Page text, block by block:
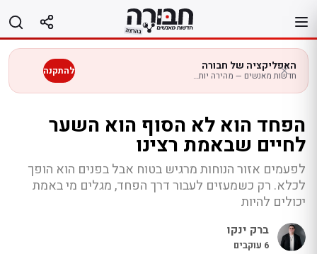
לתוכן
האפליקציה של חבורה
חדשות מאנשים — מהירה יותר בנייד להתקנה
הפחד הוא לא הסוף הוא השער
לחיים שבאמת רצינו
לפעמים אזור הנוחות מרגיש בטוח אבל בפנים הוא הופך
לכלא. רק כשמעזים לעבור דרך הפחד, מגלים מי באמת
יכולים להיות
ברק ינקו
6 עוקבים